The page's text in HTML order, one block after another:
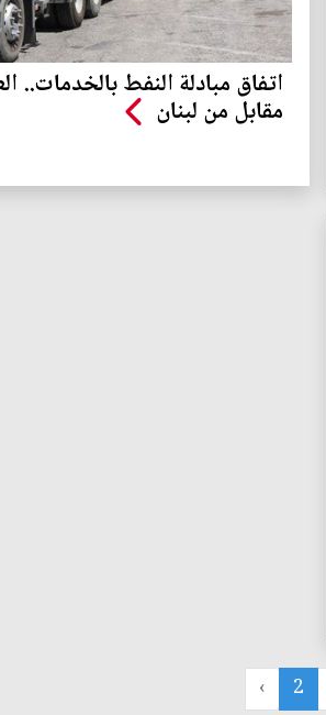
اتفاق مبادلة النفط
مقابل من لبنان
2
›